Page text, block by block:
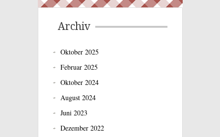
Archiv
Oktober 2025
Februar 2025
Oktober 2024
August 2024
Juni 2023
Dezember 2022